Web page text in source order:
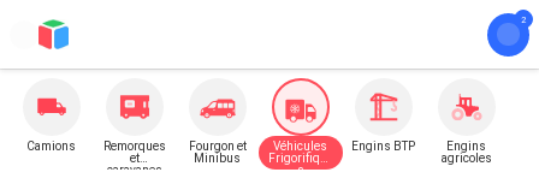
Camions
Remorques
et
caravanes
Fourgon et
Minibus
Véhicules
Frigorifique
s
Engins BTP
Engins
agricoles